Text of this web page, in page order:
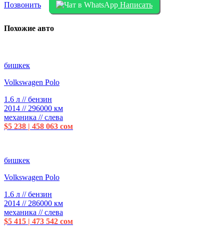
Позвонить Написать
Похожие авто
бишкек
Volkswagen Polo
1.6 л // бензин
2014 // 296000 км
механика // слева
$5 238 | 458 063 сом
бишкек
Volkswagen Polo
1.6 л // бензин
2014 // 286000 км
механика // слева
$5 415 | 473 542 сом